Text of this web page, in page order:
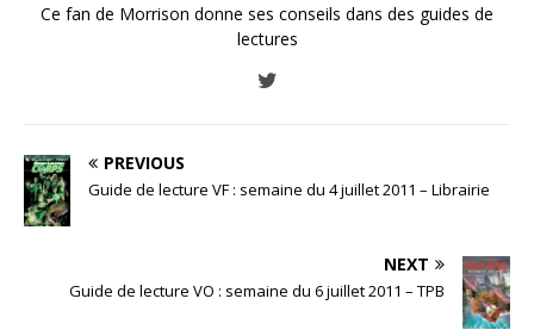
Ce fan de Morrison donne ses conseils dans des guides de
lectures
PREVIOUS
Guide de lecture VF : semaine du 4 juillet 2011 – Librairie
NEXT
Guide de lecture VO : semaine du 6 juillet 2011 – TPB